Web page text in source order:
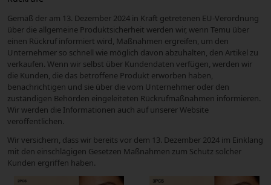
Gemäß der am 13. Dezember 2024 in Kraft getretenen EU-Verordnung
über die allgemeine Produktsicherheit werden wir, wenn Temu über
einen Rückruf informiert wird, Maßnahmen ergreifen, um den
Unternehmer so schnell wie möglich davon abzuhalten, den Artikel zu
verkaufen. Wenn wir selbst über Kundendaten verfügen, werden wir
die Kunden, die das betroffene Produkt erworben haben,
benachrichtigen und sie über die vom Unternehmer oder den
zuständigen Behörden eingeleiteten Rückrufmaßnahmen informieren.
Wir werden die Informationen auch auf unserer Website
veröffentlichen.
Wir versichern, dass wir bereits vor dem 13. Dezember 2024 im Einklang
mit den einschlägigen Gesetzen Maßnahmen zum Schutz solcher
Kunden ergriffen haben.